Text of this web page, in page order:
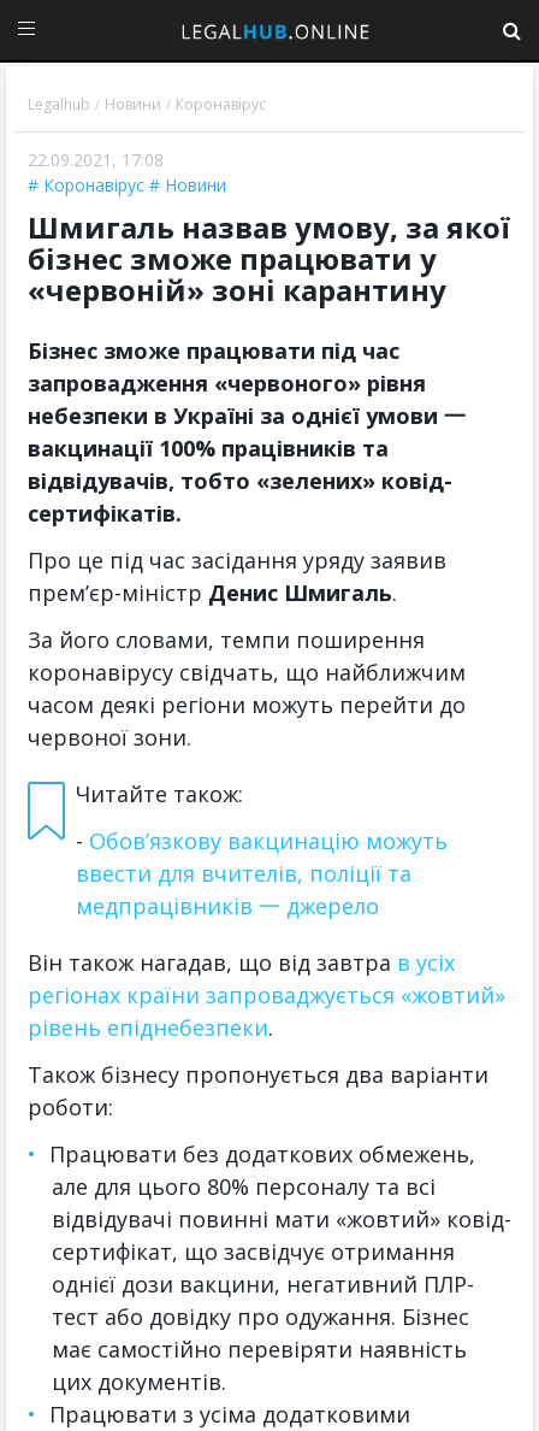
Legalhub / Новини / Коронавірус
22.09.2021, 17:08
Коронавірус
Новини
Шмигаль назвав умову, за якої
бізнес зможе працювати у
«червоній» зоні карантину
Бізнес зможе працювати під час
запровадження «червоного» рівня
небезпеки в Україні за однієї умови 一
вакцинації 100% працівників та
відвідувачів, тобто «зелених» ковід-
сертифікатів.
Про це під час засідання уряду заявив
прем’єр-міністр Денис Шмигаль.
За його словами, темпи поширення
коронавірусу свідчать, що найближчим
часом деякі регіони можуть перейти до
червоної зони.
Читайте також:
- Обов’язкову вакцинацію можуть
ввести для вчителів, поліції та
медпрацівників 一 джерело
Він також нагадав, що від завтра в усіх
регіонах країни запроваджується «жовтий»
рівень епіднебезпеки.
Також бізнесу пропонується два варіанти
роботи:
Працювати без додаткових обмежень,
але для цього 80% персоналу та всі
відвідувачі повинні мати «жовтий» ковід-
сертифікат, що засвідчує отримання
однієї дози вакцини, негативний ПЛР-
тест або довідку про одужання. Бізнес
має самостійно перевіряти наявність
цих документів.
Працювати з усіма додатковими